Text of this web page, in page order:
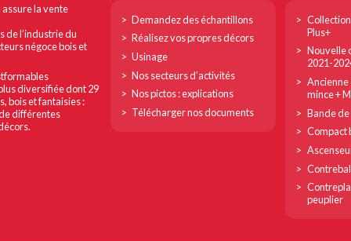
la vente
de l’industrie du
négoce bois et
diversifiée dont 29
bois et fantaisies :
différentes
Footer
col
Demandez des échantillons
Réalisez vos propres décors
Usinage
Nos secteurs d’activités
Nos pictos : explications
Télécharger nos documents
Footer
colPlus+
Nouvelle
2021-
Ancienne
mince +
Bande de
Compact
peuplier